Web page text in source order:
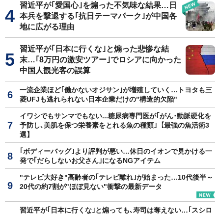
習近平が｢愛国心｣を煽った不気味な結果…日
本兵を撃退する｢抗日テーマパーク｣が中国各
地に広がる理由
習近平が｢日本に行くな｣と煽った悲惨な結
末…｢8万円の激安ツアー｣でロシアに向かった
中国人観光客の誤算
一流企業ほど｢働かないオジサン｣が増殖していく…トヨタも三
菱UFJも逃れられない日本企業だけの"構造的欠陥"
イワシでもサンマでもない...糖尿病専門医が｢がん･動脈硬化を
予防し､美肌を保つ栄養素をとれる魚の種類｣【最強の魚活術3
選】
｢ボディーバッグ｣より評判が悪い…休日のイオンで見かける一
発で｢だらしないお父さん｣になるNGアイテム
"テレビ大好き"高齢者の｢テレビ離れ｣が始まった…10代後半～
20代の約7割が"ほぼ見ない"衝撃の最新データ
習近平が｢日本に行くな｣と煽っても､寿司は奪えない…｢スシロ